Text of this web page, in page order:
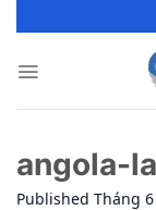
angola-
Published Tháng